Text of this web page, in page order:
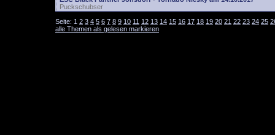
Puckschubser
Seite: 1 2 3 4 5 6 7 8 9 10 11 12 13 14 15 16 17 18 19 20 21 22 23 24 25
alle Themen als gelesen markieren